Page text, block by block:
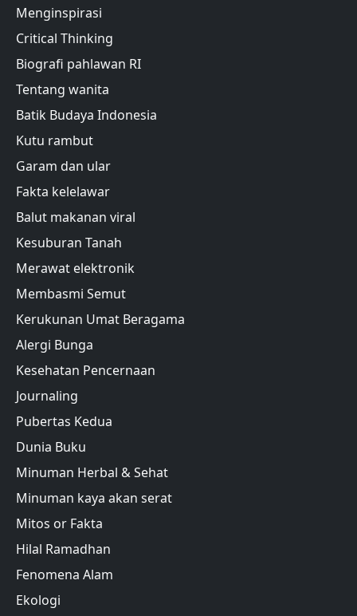
Menginspirasi
Critical Thinking
Biografi pahlawan RI
Tentang wanita
Batik Budaya Indonesia
Kutu rambut
Garam dan ular
Fakta kelelawar
Balut makanan viral
Kesuburan Tanah
Merawat elektronik
Membasmi Semut
Kerukunan Umat Beragama
Alergi Bunga
Kesehatan Pencernaan
Journaling
Pubertas Kedua
Dunia Buku
Minuman Herbal & Sehat
Minuman kaya akan serat
Mitos or Fakta
Hilal Ramadhan
Fenomena Alam
Ekologi